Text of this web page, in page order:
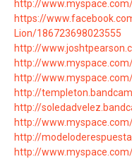
http://
https://
Lion/186723698023555
http://
http://
http://
http://
http://
http://
http://
http://